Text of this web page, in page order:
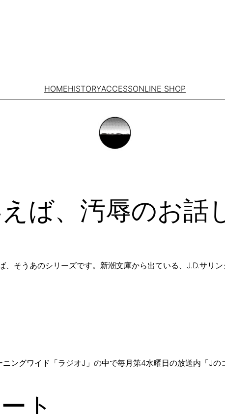
HOMEHISTORYACCESSONLINE SHOP
ば、汚辱のお話
そうあのシリーズです。新潮文庫から出ている、J.D.サリ
ングワイド「ラジオJ」の中で毎月第4水曜日の放送内「Jの
ト